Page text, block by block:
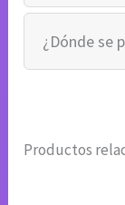
¿Dónde se
Productos